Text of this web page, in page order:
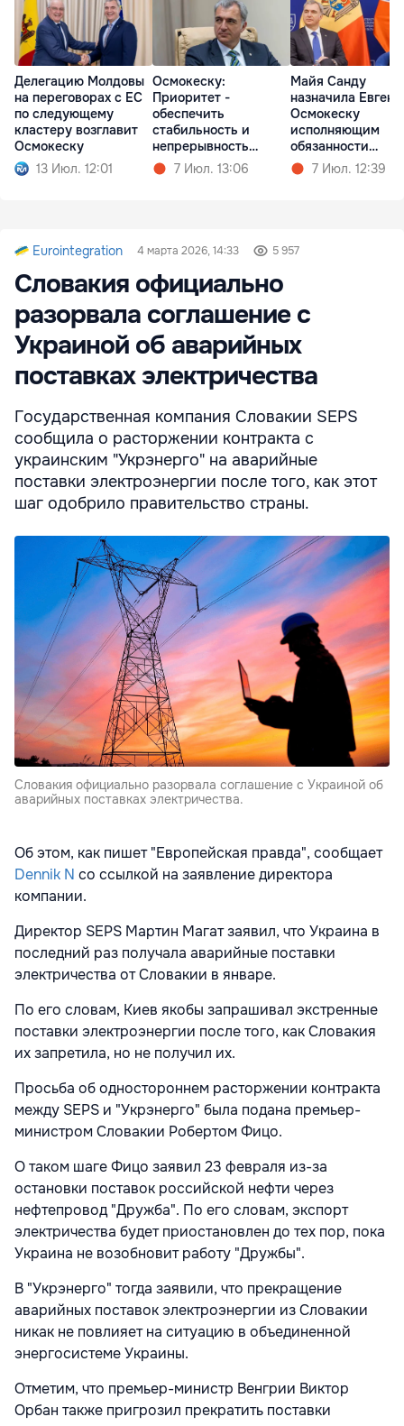
Делегацию Молдовы
на переговорах с ЕС
по следующему
кластеру возглавит
Осмокеску
13 Июл. 12:01
Осмокеску:
Приоритет -
обеспечить
стабильность и
непрерывность
работы
правительства
7 Июл. 13:06
Майя Санду
назначила
Осмокеску
исполняющим
обязанности
премьер-
7 Июл. 12:39
Eurointegration 4 марта 2026, 14:33 5 957
Словакия официально
разорвала соглашение с
Украиной об аварийных
поставках электричества
Государственная компания Словакии SEPS
сообщила о расторжении контракта с
украинским "Укрэнерго" на аварийные
поставки электроэнергии после того, как этот
шаг одобрило правительство страны.
Словакия официально разорвала соглашение с Украиной об
аварийных поставках электричества.
Об этом, как пишет "Европейская правда", сообщает
Dennik N со ссылкой на заявление директора
компании.
Директор SEPS Мартин Магат заявил, что Украина в
последний раз получала аварийные поставки
электричества от Словакии в январе.
По его словам, Киев якобы запрашивал экстренные
поставки электроэнергии после того, как Словакия
их запретила, но не получил их.
Просьба об одностороннем расторжении контракта
между SEPS и "Укрэнерго" была подана премьер-
министром Словакии Робертом Фицо.
О таком шаге Фицо заявил 23 февраля из-за
остановки поставок российской нефти через
нефтепровод "Дружба". По его словам, экспорт
электричества будет приостановлен до тех пор, пока
Украина не возобновит работу "Дружбы".
В "Укрэнерго" тогда заявили, что прекращение
аварийных поставок электроэнергии из Словакии
никак не повлияет на ситуацию в объединенной
энергосистеме Украины.
Отметим, что премьер-министр Венгрии Виктор
Орбан также пригрозил прекратить поставки